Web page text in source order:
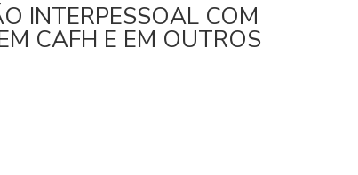
INTERPESSOAL COM
CAFH E EM OUTROS